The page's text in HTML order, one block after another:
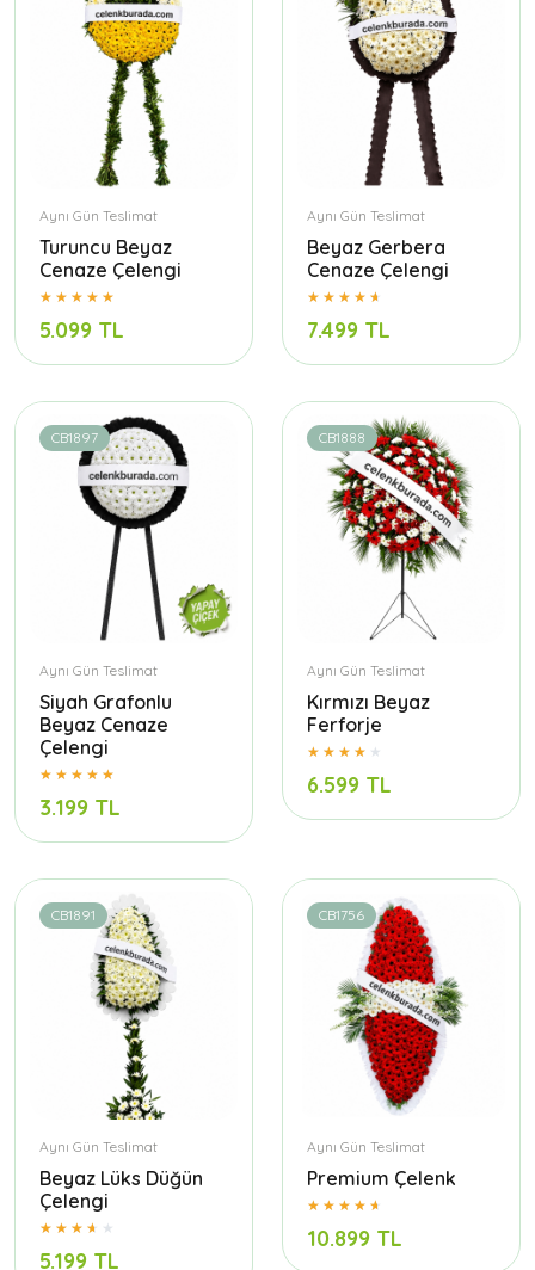
Aynı Gün Teslimat
Turuncu Beyaz
Cenaze Çelengi
5.099 TL
Aynı Gün Teslimat
Beyaz Gerbera
Cenaze Çelengi
7.499 TL
CB1897
Aynı Gün Teslimat
Siyah Grafonlu
Beyaz Cenaze
Çelengi
3.199 TL
CB1888
Aynı Gün Teslimat
Kırmızı Beyaz
Ferforje
6.599 TL
CB1891
Aynı Gün Teslimat
Beyaz Lüks Düğün
Çelengi
5.199 TL
CB1756
Aynı Gün Teslimat
Premium Çelenk
10.899 TL